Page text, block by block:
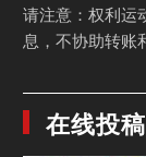
请注意：权利运
息，不协助转账
在线投稿